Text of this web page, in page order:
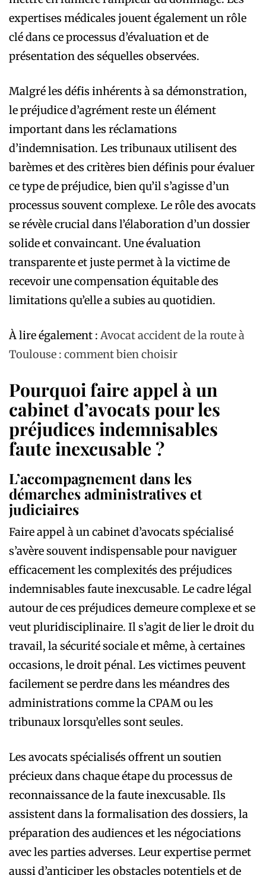
expertises médicales jouent également un rôle
clé dans ce processus d’évaluation et de
présentation des séquelles observées.
Malgré les défis inhérents à sa démonstration,
le préjudice d’agrément reste un élément
important dans les réclamations
d’indemnisation. Les tribunaux utilisent des
barèmes et des critères bien définis pour évaluer
ce type de préjudice, bien qu’il s’agisse d’un
processus souvent complexe. Le rôle des avocats
se révèle crucial dans l’élaboration d’un dossier
solide et convaincant. Une évaluation
transparente et juste permet à la victime de
recevoir une compensation équitable des
limitations qu’elle a subies au quotidien.
À lire également : Avocat accident de la route à
Toulouse : comment bien choisir
Pourquoi faire appel à un
cabinet d’avocats pour les
préjudices indemnisables
faute inexcusable ?
L’accompagnement dans les
démarches administratives et
judiciaires
Faire appel à un cabinet d’avocats spécialisé
s’avère souvent indispensable pour naviguer
efficacement les complexités des préjudices
indemnisables faute inexcusable. Le cadre légal
autour de ces préjudices demeure complexe et se
veut pluridisciplinaire. Il s’agit de lier le droit du
travail, la sécurité sociale et même, à certaines
occasions, le droit pénal. Les victimes peuvent
facilement se perdre dans les méandres des
administrations comme la CPAM ou les
tribunaux lorsqu’elles sont seules.
Les avocats spécialisés offrent un soutien
précieux dans chaque étape du processus de
reconnaissance de la faute inexcusable. Ils
assistent dans la formalisation des dossiers, la
préparation des audiences et les négociations
avec les parties adverses. Leur expertise permet
aussi d’anticiper les obstacles potentiels et de